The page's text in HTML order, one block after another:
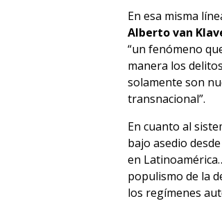
En esa misma
Alberto van
“un fenómeno
manera los
solamente son
transnacional”.
En cuanto al
bajo asedio
en
populismo de la
los regímenes